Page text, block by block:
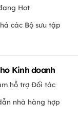
Hot
các Bộ sưu tập
Kinh doanh
hỗ trợ Đối tác
nhà hàng hợp